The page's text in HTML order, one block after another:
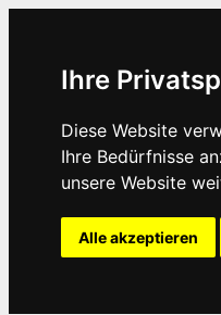
Ihre
Diese Website
Ihre Bedürfnisse
unsere Website
Alle akzeptieren